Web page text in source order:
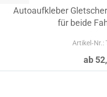
Autoaufkleber
für beide
Artikel‑Nr.:
ab